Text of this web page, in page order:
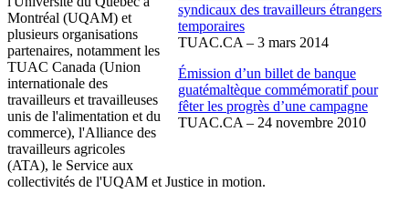
syndicaux des travailleurs étrangers
temporaires
TUAC.CA – 3 mars 2014
Émission d’un billet de banque
guatémaltèque commémoratif pour
fêter les progrès d’une campagne
TUAC.CA – 24 novembre 2010
Montréal (UQAM) et
plusieurs organisations
partenaires, notamment les
TUAC Canada (Union
internationale des
travailleurs et travailleuses
unis de l'alimentation et du
commerce), l'Alliance des
travailleurs agricoles
(ATA), le Service aux
collectivités de l'UQAM et Justice in motion.